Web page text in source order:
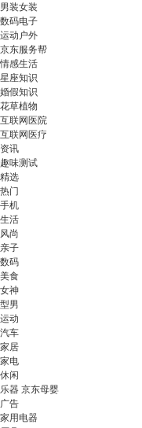
男装女装
数码电子
运动户外
京东服务帮
情感生活
星座知识
婚假知识
花草植物
互联网医院
互联网医疗
资讯
趣味测试
精选
热门
手机
生活
风尚
亲子
数码
美食
女神
型男
运动
汽车
家居
家电
休闲
乐器 京东母婴
广告
家用电器